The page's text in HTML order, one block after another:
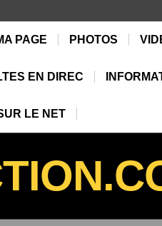
PAGE PHOTOS
EN DIREC
LE NET